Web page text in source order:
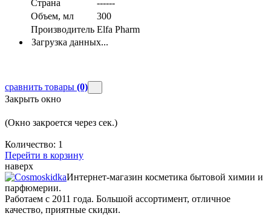
Страна
------
Объем, мл
300
Производитель Elfa Pharm
Загрузка данных...
сравнить товары (0)
Закрыть окно
(Окно закроется через сек.)
Количество: 1
Перейти в корзину
наверх
Интернет-магазин косметика бытовой химии и
парфюмерии.
Работаем с 2011 года. Большой ассортимент, отличное
качество, приятные скидки.